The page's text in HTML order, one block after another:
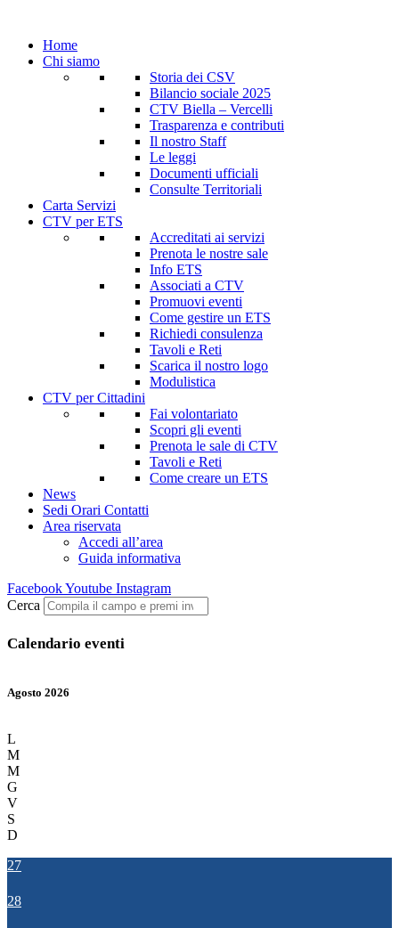
Home
Chi siamo
Storia dei CSV
Bilancio sociale 2025
CTV Biella – Vercelli
Trasparenza e contributi
Il nostro Staff
Le leggi
Documenti ufficiali
Consulte Territoriali
Carta Servizi
CTV per ETS
Accreditati ai servizi
Prenota le nostre sale
Info ETS
Associati a CTV
Promuovi eventi
Come gestire un ETS
Richiedi consulenza
Tavoli e Reti
Scarica il nostro logo
Modulistica
CTV per Cittadini
Fai volontariato
Scopri gli eventi
Prenota le sale di CTV
Tavoli e Reti
Come creare un ETS
News
Sedi Orari Contatti
Area riservata
Accedi all’area
Guida informativa
FacebookYoutube Instagram
Cerca
Calendario eventi
Agosto 2026
L
M
M
G
V
S
D
27
28